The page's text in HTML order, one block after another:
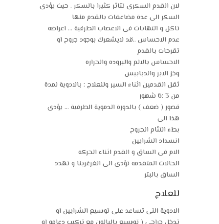
لان القدم السكرى تتاثر كثيرا بالسكر . حيث يؤدى
السكر الى عدة مضاعفات بالقدم منها
تاكل و التهابات فى الاعصاب الطرفية … اعراضه
عدم الاحساس ..قد لايشعرك بوجود جروح او
تقرحات بالقدم
الاحساس بالالم والبروده والحراره
وخز الابر والدبابيس
ثقل القدمين اثناء السير وللعلاج : بالادوية لمدة
من 3 :6 شهور
قصور ( ضعف ) بالدورة الدموية الطرفية … يؤدى
هذا الى
بطء التئام الجروح
انسداد الشرايين
الام فى الساق و القدم اثناء الحركه
الحالات المتقدمه تؤدى الى الغرغرينا و تهدد
الساق بالبتر
للعلاج
الادوية التى تساعد على توسيع الشرايين او